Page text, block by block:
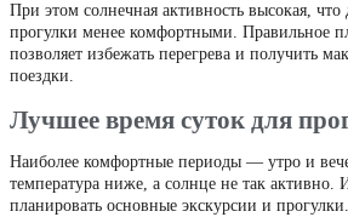
При этом солнечная активность высокая, что
прогулки менее комфортными. Правильное
позволяет избежать перегрева и получить
поездки.
Лучшее время суток для
Наиболее комфортные периоды — утро и
температура ниже, а солнце не так активно.
планировать основные экскурсии и прогулки.